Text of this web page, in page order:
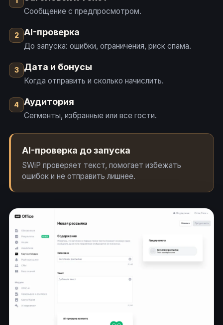
Сообщение с предпросмотром.
2 AI-проверка
До запуска: ошибки, ограничения, риск спама.
3 Дата и бонусы
Когда отправить и сколько начислить.
4 Аудитория
Сегменты, избранные или все гости.
AI-проверка до запуска
SWiP проверяет текст, помогает избежать
ошибок и не отправить лишнее.